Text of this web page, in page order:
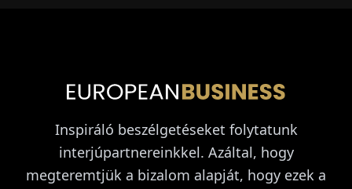
Inspiráló beszélgetéseket folytatunk
interjúpartnereinkkel. Azáltal, hogy
megteremtjük a bizalom alapját, hogy ezek a